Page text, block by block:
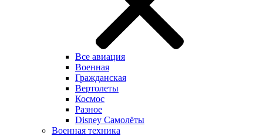
Все авиация
Военная
Гражданская
Вертолеты
Космос
Разное
Disney Самолёты
Военная техника